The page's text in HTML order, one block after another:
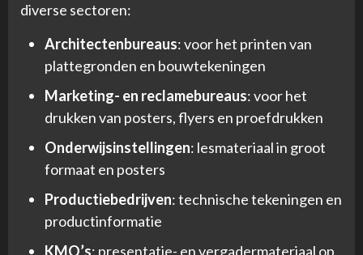
diverse sectoren:
Architectenbureaus: voor het printen van
plattegronden en bouwtekeningen
Marketing- en reclamebureaus: voor het
drukken van posters, flyers en proefdrukken
Onderwijsinstellingen: lesmateriaal in groot
formaat en posters
Productiebedrijven: technische tekeningen en
productinformatie
KMO’s: presentatie- en vergadermateriaal op